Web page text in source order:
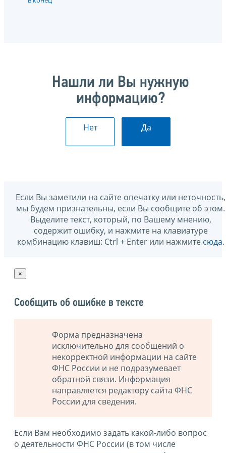
Нашли ли Вы нужную
информацию?
Нет Да
Если Вы заметили на сайте опечатку или неточность,
мы будем признательны, если Вы сообщите об этом.
Выделите текст, который, по Вашему мнению,
содержит ошибку, и нажмите на клавиатуре
комбинацию клавиш: Ctrl + Enter или нажмите сюда.
×
Сообщить об ошибке в тексте
Форма предназначена
исключительно для сообщений о
некорректной информации на сайте
ФНС России и не подразумевает
обратной связи. Информация
направляется редактору сайта ФНС
России для сведения.
Если Вам необходимо задать какой-либо вопрос
о деятельности ФНС России (в том числе